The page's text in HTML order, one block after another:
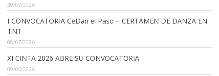
30/07/2026
I CONVOCATORIA CeDan el Paso – CERTAMEN DE DANZA EN
TNT
08/07/2026
XI CINTA 2026 ABRE SU CONVOCATORIA
09/06/2026